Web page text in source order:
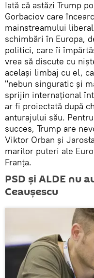
Iată că astăzi Trump
Gorbaciov care
mainstreamului
schimbări în Europa,
politici, care îi
vrea să discute cu
același limbaj cu el,
"nebun singuratic și
sprijin internațional
ar fi proiectată după
anturajului său.
succes, Trump are
Viktor Orban și
marilor puteri ale
Franța.
PSD și ALDE nu
Ceaușescu